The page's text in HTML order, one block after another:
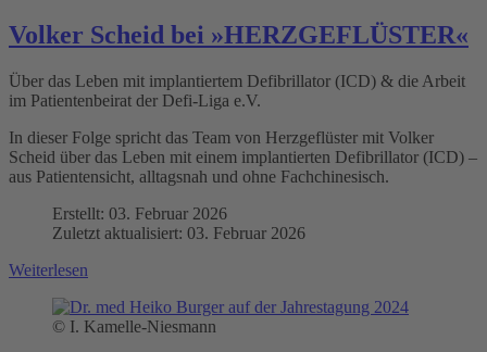
Volker Scheid bei »HERZGEFLÜSTER«
Über das Leben mit implantiertem Defibrillator (ICD) & die Arbeit
im Patientenbeirat der Defi-Liga e.V.
In dieser Folge spricht das Team von Herzgeflüster mit Volker
Scheid über das Leben mit einem implantierten Defibrillator (ICD) –
aus Patientensicht, alltagsnah und ohne Fachchinesisch.
Erstellt: 03. Februar 2026
Zuletzt aktualisiert: 03. Februar 2026
Weiterlesen
© I. Kamelle-Niesmann